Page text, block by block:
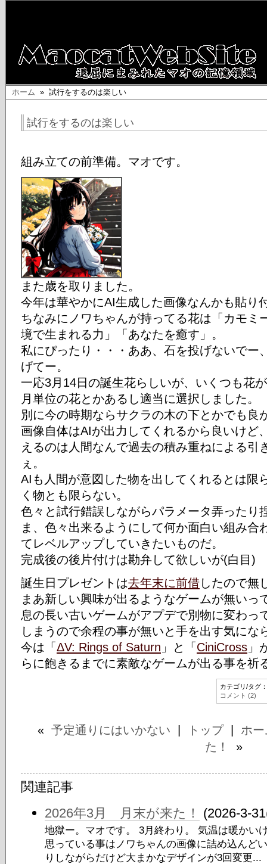
ホーム » 試行をするのは楽しい
試行をするのは楽しい
組み立ての前準備。マオです。
また歳を取りました。
今年は華やかにAI生成した画像なんかも貼り
ちなみにノワちゃんが持ってる花は「カモミ
境で生まれる力」「あなたを癒す」。
私にぴったり・・・ああ、石を投げないでー
げてー。
一応3月14日の誕生花らしいが、いくつも花
月単位の花とかあるし適当に選択しました。
別に今の時期ならサクラの木の下とかでも良
画像自体はAIが出力してくれるから良いけど
えるのは人間なんで過去の積み重ねによる引
ぇ。
AIも人間が意図した物を出してくれるとは限
く物とも限らない。
色々と試行錯誤しながらパラメータ弄ったり
ま、色々出来るようにして何か面白い組み合
てレベルアップしていきたいものだ。
完成後の後片付けは勘弁して欲しいが(白目)
誕生日プレゼントは去年末に前借したので無
まあ新しい興味が出るようなゲームが無いっ
息の長い古いゲームがアプデで別物に変わっ
しまうので余程の事が無いと手を出す気にな
今は「 ΔV: Rings of Saturn 」と「 CiniCross 」
らに飽きるまでに素敵なゲームが出る事を祈
カテゴリ/タグ：
コメント (2)
« 予定通りにはいかない トップ| ホー
た！
»
関連記事
2026年3月 月末が来た！
(2026-3-
地獄ー。マオです。 3月終わり。 気温は暖かい
思っている事はノワちゃんの画像に詰め込んど
りしながらだけど大まかなデザインが3回変更...